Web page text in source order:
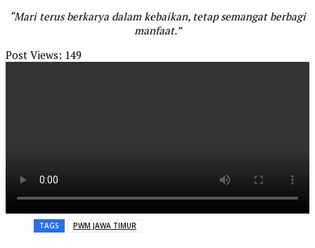
“Mari terus berkarya dalam kebaikan, tetap semangat berbagi
manfaat.”
Post Views: 149
TAGS PWM JAWA TIMUR